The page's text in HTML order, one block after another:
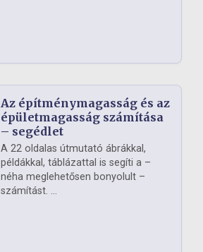
Az építménymagasság és az
épületmagasság számítása
– segédlet
A 22 oldalas útmutató ábrákkal,
példákkal, táblázattal is segíti a –
néha meglehetősen bonyolult –
számítást. ...